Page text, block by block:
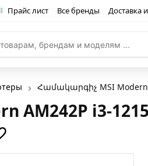
Прайс лист Все бренды Доставка
Համակարգիչ MSI Modern
i3-